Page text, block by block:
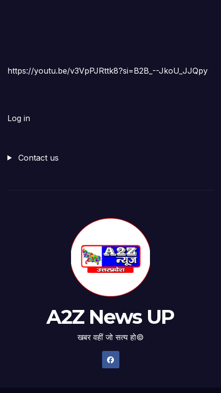
https://youtu.be/v3VpPJRttk8?si=B2B_--JkoU_JJQpy
Log in
Contact us
A2Z News UP
खबर वहीं जो सत्य हो©